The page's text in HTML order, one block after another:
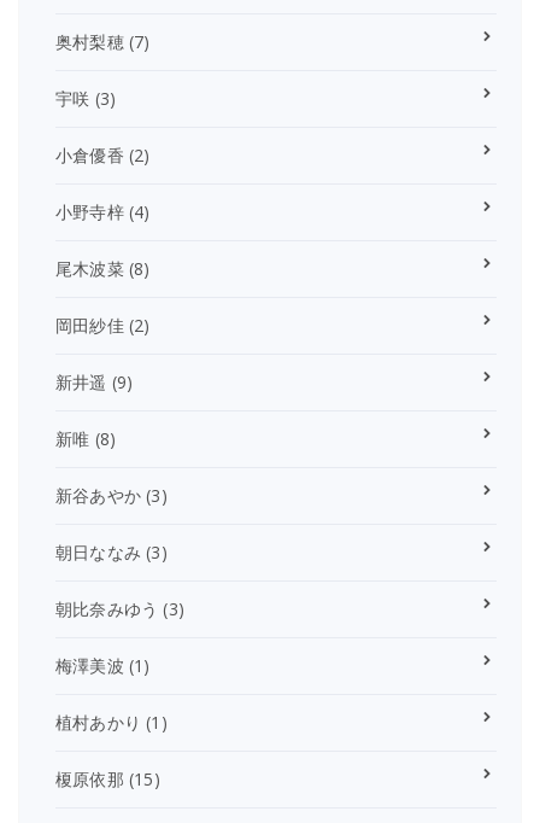
奥村梨穂(7)
宇咲 (3)
小倉優香 (2)
小野寺梓(4)
尾木波菜(8)
岡田紗佳(2)
新井遥 (9)
新唯 (8)
新谷あやか (3)
朝日ななみ (3)
朝比奈みゆう (3)
梅澤美波 (1)
植村あかり (1)
榎原依那 (15)